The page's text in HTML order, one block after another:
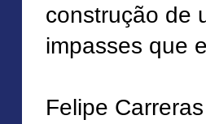
construção de
impasses que
Felipe